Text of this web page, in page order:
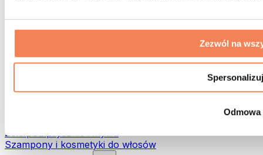
Zezwól na
Spersonalizuj
Odmowa
Trekking
Filtry i dzbanki do wody
Środki do prania
Żele pod prysznic i mydła
Szampony i kosmetyki do włosów